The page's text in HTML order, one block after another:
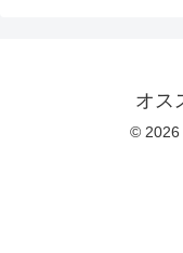
オス
© 2026